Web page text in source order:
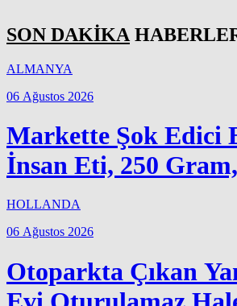
SON DAKİKA
ALMANYA
06 Ağustos 2026
Markette Şok Edici
İnsan Eti, 250
HOLLANDA
06 Ağustos 2026
Otoparkta Çıkan